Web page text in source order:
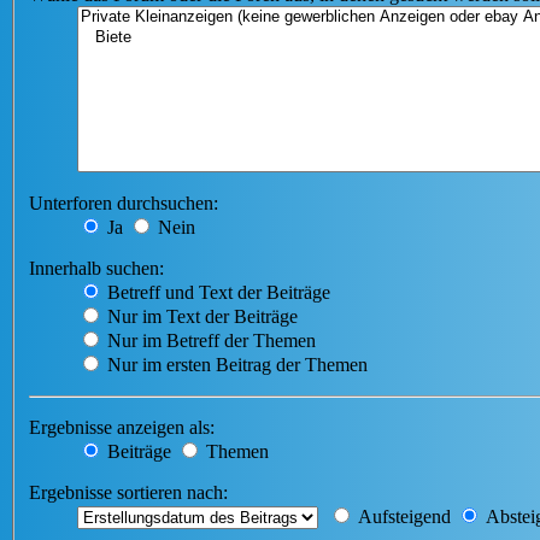
Unterforen durchsuchen:
Ja
Nein
Innerhalb suchen:
Betreff und Text der Beiträge
Nur im Text der Beiträge
Nur im Betreff der Themen
Nur im ersten Beitrag der Themen
Ergebnisse anzeigen als:
Beiträge
Themen
Ergebnisse sortieren nach:
Aufsteigend